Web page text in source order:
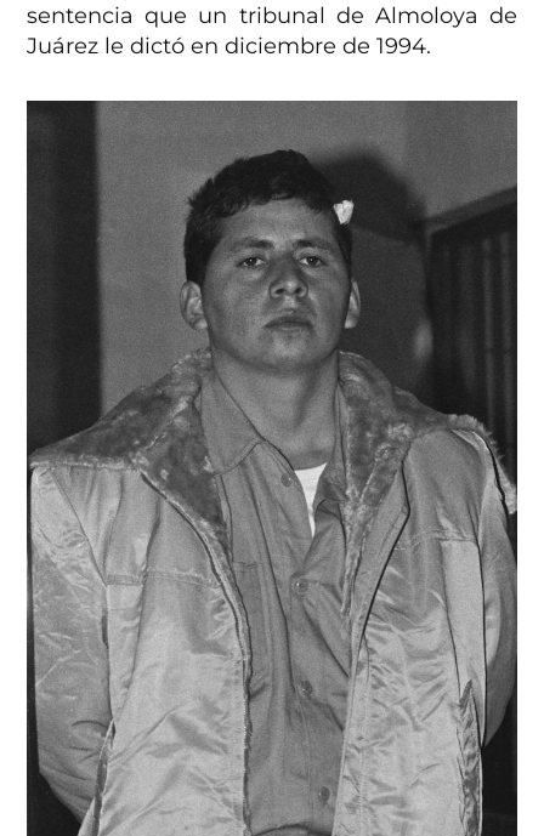
sentencia que un tribunal de Almoloya de
Juárez le dictó en diciembre de 1994.